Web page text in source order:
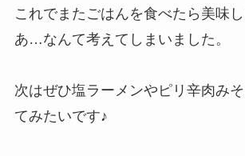
これでまたごはんを食べたら美味
あ…なんて考えてしまいました。
次はぜひ塩ラーメンやピリ辛肉み
てみたいです♪